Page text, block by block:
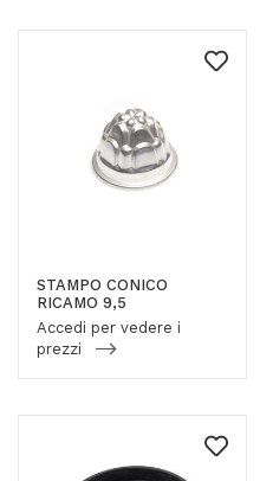
STAMPO CONICO
RICAMO 9,5
Accedi per vedere i
prezzi